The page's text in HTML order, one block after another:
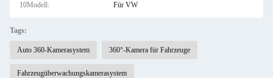
10Modell: Für VW
Tags:
Auto 360-Kamerasystem 360°-Kamera für Fahrzeuge
Fahrzeugüberwachungskamerasystem